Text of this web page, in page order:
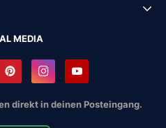
MEDIA
direkt in deinen Posteingang.